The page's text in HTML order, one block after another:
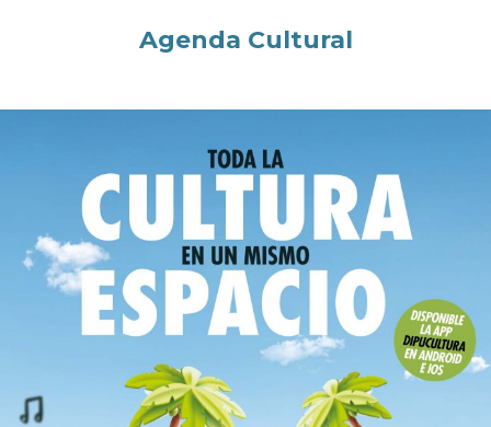
Agenda Cultural